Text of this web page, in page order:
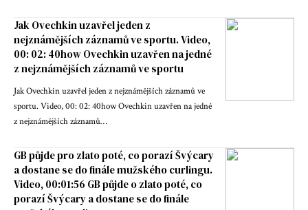
Jak Ovechkin uzavřel jeden z
nejznámějších záznamů ve sportu. Video,
00: 02: 40how Ovechkin uzavřen na jedné
z nejznámějších záznamů ve sportu
Jak Ovechkin uzavřel jeden z nejznámějších záznamů ve
sportu. Video, 00: 02: 40how Ovechkin uzavřen na jedné
z nejznámějších záznamů…
GB půjde pro zlato poté, co porazí Švýcary
a dostane se do finále mužského curlingu.
Video, 00:01:56 GB půjde o zlato poté, co
porazí Švýcary a dostane se do finále